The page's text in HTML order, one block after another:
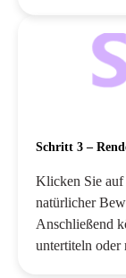
Schritt 3 –
Klicken Sie auf
natürlicher
Anschließend
untertiteln oder